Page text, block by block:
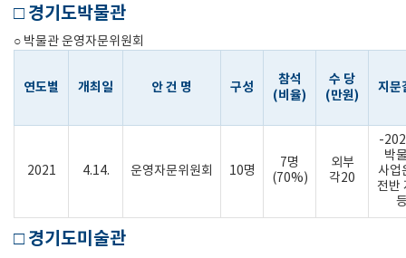
□ 경기도박물관
○ 박물관 운영자문위원회
연도별 개최일 안 건 명 구성
참석
(비율)
수 당
(만원)
지문
2021 4.14. 운영자문위원회 10명
7명
(70%)
외부
각20
-
박
사업
전반
□ 경기도미술관